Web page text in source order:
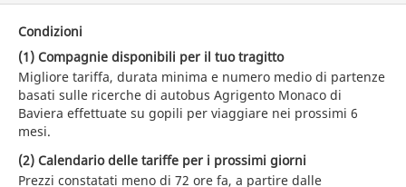
Condizioni
(1) Compagnie disponibili per il tuo tragitto
Migliore tariffa, durata minima e numero medio di partenze
basati sulle ricerche di autobus Agrigento Monaco di
Baviera effettuate su gopili per viaggiare nei prossimi 6
mesi.
(2) Calendario delle tariffe per i prossimi giorni
Prezzi constatati meno di 72 ore fa, a partire dalle